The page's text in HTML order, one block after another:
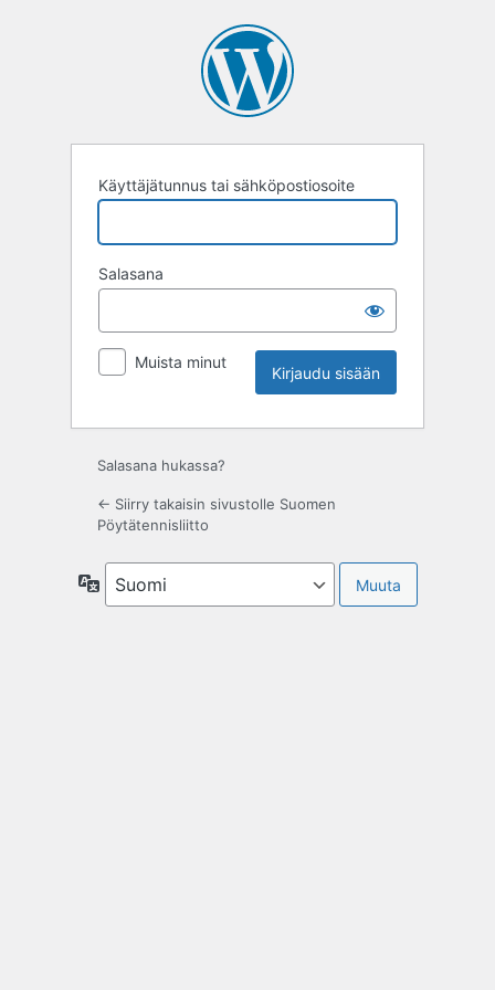
Käyttäjätunnus tai sähköpostiosoite
Salasana
Muista minut
Salasana hukassa?
← Siirry takaisin sivustolle Suomen
Pöytätennisliitto
Kieli